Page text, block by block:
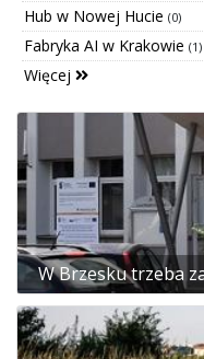
Hub w Nowej Hucie (0)
Fabryka AI w Krakowie (1)
Więcej
W Brzesku trzeba